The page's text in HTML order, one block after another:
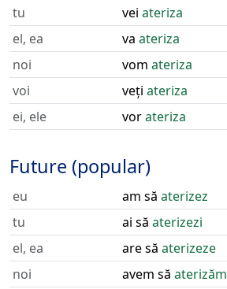
tu
vei ateriza
el, ea
va ateriza
noi
vom ateriza
voi
veți ateriza
ei, ele
vorateriza
Future (popular)
eu am să aterizez
tu
ai să aterizezi
el, ea
are să aterizeze
noi
avem să aterizăm